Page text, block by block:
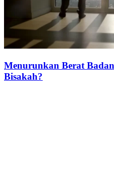
Menurunkan Berat
Bisakah?